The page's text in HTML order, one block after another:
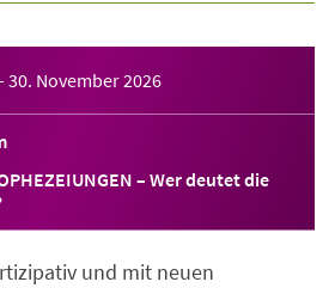
30. November 2026
– Wer deutet die
und mit neuen